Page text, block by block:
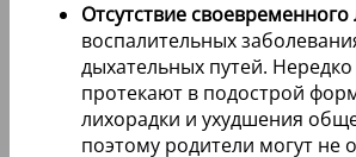
Отсутствие
воспалительных
дыхательных путей.
протекают в подострой
лихорадки и ухудшения
поэтому родители могут не